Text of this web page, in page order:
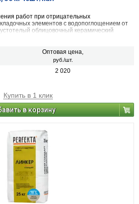
работ при отрицательных
элементов с водопоглощением от
облицовочный керамический
Оптовая цена,
руб./шт.
2 020
Купить в 1 клик
в корзину